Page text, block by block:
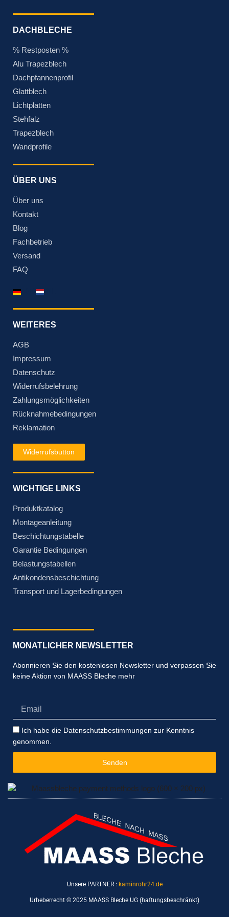
DACHBLECHE
% Restposten %
Alu Trapezblech
Dachpfannenprofil
Glattblech
Lichtplatten
Stehfalz
Trapezblech
Wandprofile
ÜBER UNS
Über uns
Kontakt
Blog
Fachbetrieb
Versand
FAQ
WEITERES
AGB
Impressum
Datenschutz
Widerrufsbelehrung
Zahlungsmöglichkeiten
Rücknahmebedingungen
Reklamation
Widerrufsbutton
WICHTIGE LINKS
Produktkatalog
Montageanleitung
Beschichtungstabelle
Garantie Bedingungen
Belastungstabellen
Antikondensbeschichtung
Transport und Lagerbedingungen
MONATLICHER NEWSLETTER
Abonnieren Sie den kostenlosen Newsletter und verpassen Sie
keine Aktion von MAASS Bleche mehr
Datenschutzbestimmungen
Ich habe die Datenschutzbestimmungen zur Kenntnis
genommen.
Senden
Unsere PARTNER : kaminrohr24.de
Urheberrecht © 2025 MAASS Bleche UG (haftungsbeschränkt)